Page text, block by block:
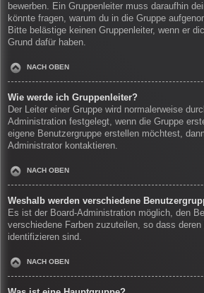
bewerben. Ein Gruppenleiter muss daraufhin
könnte fragen, warum du in die Gruppe
Bitte belästige keinen Gruppenleiter, wenn er
Grund dafür haben.
NACH OBEN
Wie werde ich Gruppenleiter?
Der Leiter einer Gruppe wird normalerweise
Administration festgelegt, wenn die Gruppe
eigene Benutzergruppe erstellen möchtest,
Administrator kontaktieren.
NACH OBEN
Weshalb werden verschiedene
Es ist der Board-Administration möglich, den
verschiedene Farben zuzuteilen, so dass
identifizieren sind.
NACH OBEN